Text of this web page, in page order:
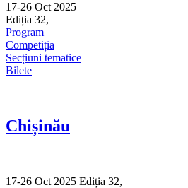
17-26 Oct 2025
Ediția 32,
Program
Competiția
Secțiuni tematice
Bilete
Chișinău
17-26 Oct 2025 Ediția 32,